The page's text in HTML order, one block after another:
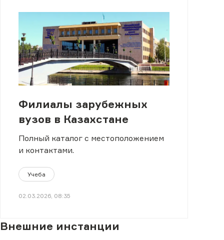
Филиалы зарубежных
вузов в Казахстане
Полный каталог с местоположением
и контактами.
Учеба
02.03.2026, 08:35
Внешние инстанции